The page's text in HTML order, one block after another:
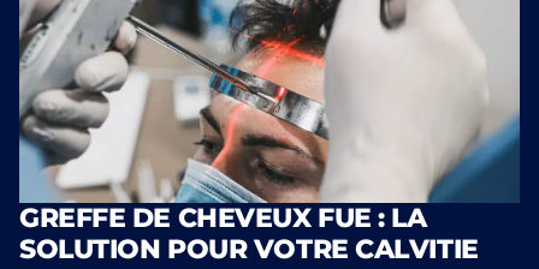
GREFFE DE CHEVEUX FUE : LA
SOLUTION POUR VOTRE CALVITIE